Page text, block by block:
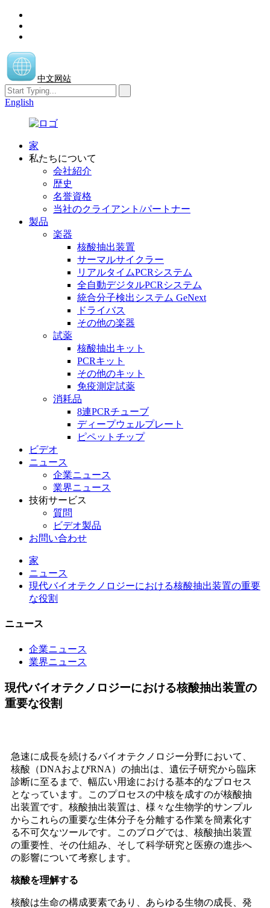
中文网站
English
家
私たちについて
会社紹介
歴史
名誉資格
当社のクライアント/パートナー
製品
楽器
核酸抽出装置
サーマルサイクラー
リアルタイムPCRシステム
全自動デジタルPCRシステム
統合分子検出システム GeNext
ドライバス
その他の楽器
試薬
核酸抽出キット
PCRキット
その他のキット
免疫測定試薬
消耗品
8連PCRチューブ
ディープウェルプレート
ピペットチップ
ビデオ
ニュース
企業ニュース
業界ニュース
技術サービス
質問
ビデオ製品
お問い合わせ
家
ニュース
現代バイオテクノロジーにおける核酸抽出装置の重要
な役割
ニュース
企業ニュース
業界ニュース
現代バイオテクノロジーにおける核酸抽出装置の
重要な役割
急速に成長を続けるバイオテクノロジー分野において、
核酸（DNAおよびRNA）の抽出は、遺伝子研究から臨床
診断に至るまで、幅広い用途における基本的なプロセス
となっています。このプロセスの中核を成すのが核酸抽
出装置です。核酸抽出装置は、様々な生物学的サンプル
からこれらの重要な生体分子を分離する作業を簡素化す
る不可欠なツールです。このブログでは、核酸抽出装置
の重要性、その仕組み、そして科学研究と医療の進歩へ
の影響について考察します。
核酸を理解する
核酸は生命の構成要素であり、あらゆる生物の成長、発